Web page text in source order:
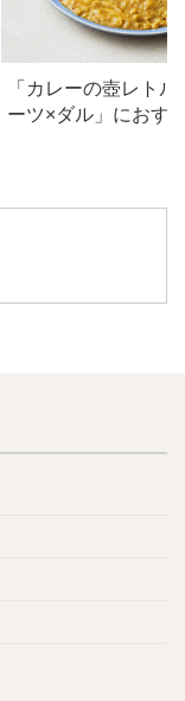
「カレーの壺レト
ーツ×ダル」におす